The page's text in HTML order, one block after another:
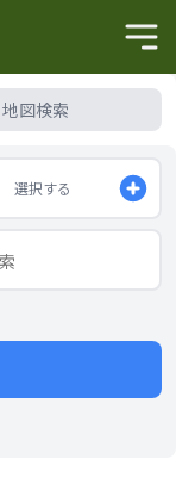
地図検索
選択する